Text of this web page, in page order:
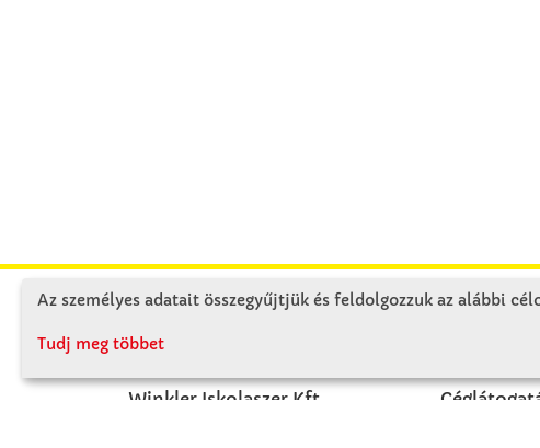
KAPCSOLAT
Winkler Iskolaszer Kft.
Az személyes adatait összegyűjtjük és feldolgozzuk az alábbi
Tudj meg többet